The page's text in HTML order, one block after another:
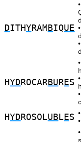
DITHYRAM BIQUE
•
•
•
HYD ROCARBU RES
•
•
•
HYD ROSOLUB L ES •
•
•